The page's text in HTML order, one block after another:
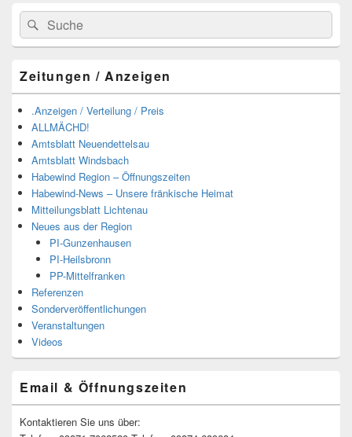
Suchen
nach:
Suchen
Zeitungen / Anzeigen
.Anzeigen / Verteilung / Preis
ALLMÄCHD!
Amtsblatt Neuendettelsau
Amtsblatt Windsbach
Habewind Region – Öffnungszeiten
Habewind-News – Unsere fränkische Heimat
Mitteilungsblatt Lichtenau
Neues aus der Region
PI-Gunzenhausen
PI-Heilsbronn
PP-Mittelfranken
Referenzen
Sonderveröffentlichungen
Veranstaltungen
Videos
Email & Öffnungszeiten
Kontaktieren Sie uns über: